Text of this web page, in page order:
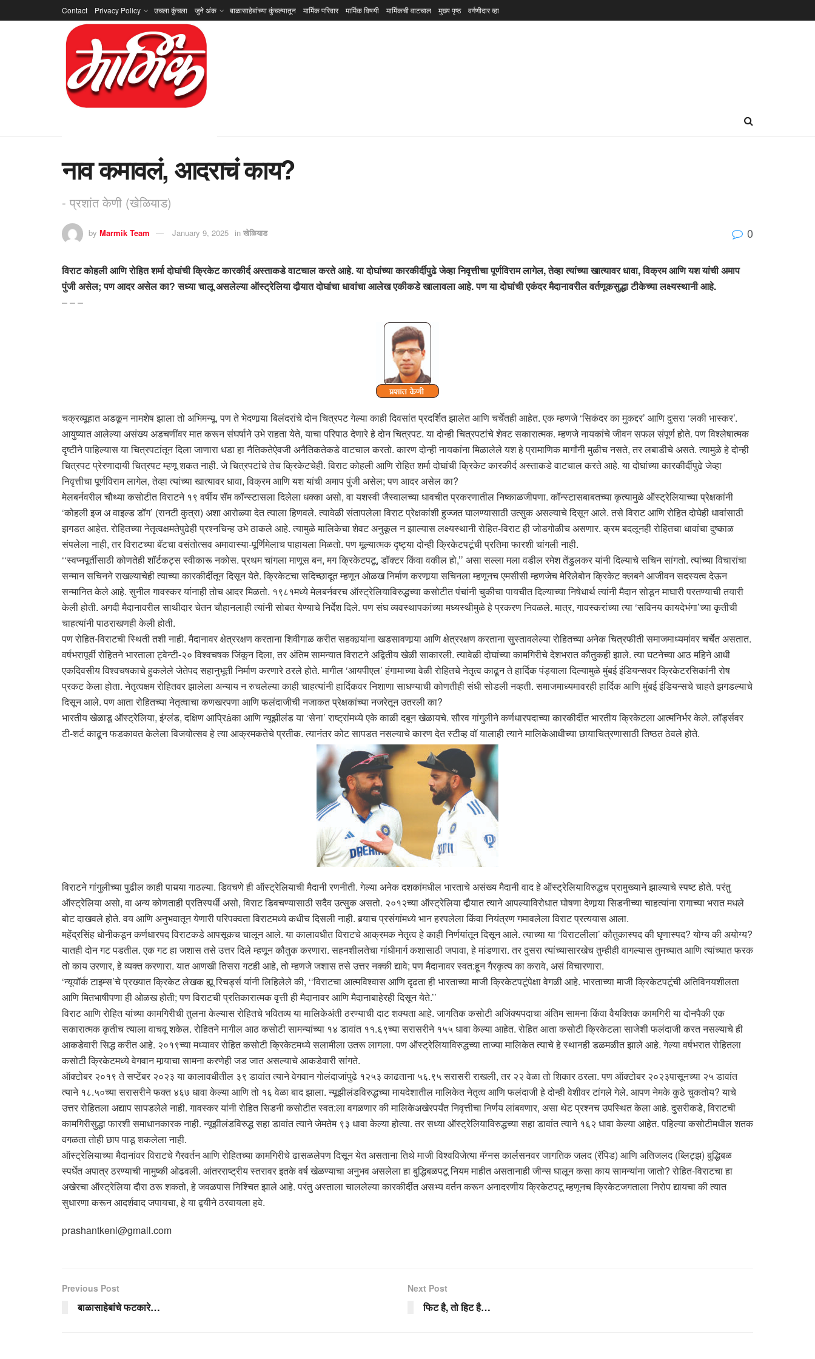
Contact Privacy Policy उचला कुंचला जुने अंक बाळासाहेबांच्या कुंचल्यातून मार्मिक परिवार मार्मिक विषयी मार्मिकची वाटचाल मुख्य पृष्ठ वर्गणीदार व्हा
नाव कमावलं, आदराचं काय?
- प्रशांत केणी (खेळियाड)
by Marmik Team January 9, 2025 in खेळियाड 0
विराट कोहली आणि रोहित शर्मा दोघांची क्रिकेट कारकीर्द अस्ताकडे वाटचाल करते आहे. या दोघांच्या कारकीर्दीपुढे जेव्हा निवृत्तीचा पूर्णविराम लागेल, तेव्हा त्यांच्या खात्यावर धावा, विक्रम आणि यश यांची अमाप
पुंजी असेल; पण आदर असेल का? सध्या चालू असलेल्या ऑस्ट्रेलिया दौर्‍यात दोघांचा धावांचा आलेख एकीकडे खालावला आहे. पण या दोघांची एकंदर मैदानावरील वर्तणूकसुद्धा टीकेच्या लक्ष्यस्थानी आहे.
– – –
चक्रव्यूहात अडकून नामशेष झाला तो अभिमन्यू. पण ते भेदणार्‍या बिलंदरांचे दोन चित्रपट गेल्या काही दिवसांत प्रदर्शित झालेत आणि चर्चेतही आहेत. एक म्हणजे ‘सिकंदर का मुकद्दर’ आणि दुसरा ‘लकी भास्कर’.
आयुष्यात आलेल्या असंख्य अडचणींवर मात करून संघर्षाने उभे राहता येते, याचा परिपाठ देणारे हे दोन चित्रपट. या दोन्ही चित्रपटांचे शेवट सकारात्मक. म्हणजे नायकांचे जीवन सफल संपूर्ण होते. पण विश्लेषात्मक
दृष्टीने पाहिल्यास या चित्रपटांतून दिला जाणारा धडा हा नैतिकतेऐवजी अनैतिकतेकडे वाटचाल करतो. कारण दोन्ही नायकांना मिळालेले यश हे प्रामाणिक मार्गांनी मुळीच नसते, तर लबाडीचे असते. त्यामुळे हे दोन्ही
चित्रपट प्रेरणादायी चित्रपट म्हणू शकत नाही. जे चित्रपटांचे तेच क्रिकेटचेही. विराट कोहली आणि रोहित शर्मा दोघांची क्रिकेट कारकीर्द अस्ताकडे वाटचाल करते आहे. या दोघांच्या कारकीर्दीपुढे जेव्हा
निवृत्तीचा पूर्णविराम लागेल, तेव्हा त्यांच्या खात्यावर धावा, विक्रम आणि यश यांची अमाप पुंजी असेल; पण आदर असेल का?
मेलबर्नवरील चौथ्या कसोटीत विराटने १९ वर्षीय सॅम कॉन्स्टासला दिलेला धक्का असो, वा यशस्वी जैस्वालच्या धावचीत प्रकरणातील निष्काळजीपणा. कॉन्स्टासबाबतच्या कृत्यामुळे ऑस्ट्रेलियाच्या प्रेक्षकांनी
‘कोहली इज अ वाइल्ड डॉग’ (रानटी कुत्रा) अशा आरोळ्या देत त्याला हिणवले. त्यावेळी संतापलेला विराट प्रेक्षकांशी हुज्जत घालण्यासाठी उत्सुक असल्याचे दिसून आले. तसे विराट आणि रोहित दोघेही धावांसाठी
झगडत आहेत. रोहितच्या नेतृत्वक्षमतेपुढेही प्रश्नचिन्ह उभे ठाकले आहे. त्यामुळे मालिकेचा शेवट अनुकूल न झाल्यास लक्ष्यस्थानी रोहित-विराट ही जोडगोळीच असणार. क्रम बदलूनही रोहितचा धावांचा दुष्काळ
संपलेला नाही, तर विराटच्या बॅटचा वसंतोत्सव अमावास्या-पूर्णिमेलाच पाहायला मिळतो. पण मूल्यात्मक दृष्ट्या दोन्ही क्रिकेटपटूंची प्रतिमा फारशी चांगली नाही.
‘‘स्वप्नपूर्तीसाठी कोणतेही शॉर्टकट्स स्वीकारू नकोस. प्रथम चांगला माणूस बन, मग क्रिकेटपटू, डॉक्टर किंवा वकील हो,’’ असा सल्ला मला वडील रमेश तेंडुलकर यांनी दिल्याचे सचिन सांगतो. त्यांच्या विचारांचा
सन्मान सचिनने राखल्याचेही त्याच्या कारकीर्दीतून दिसून येते. क्रिकेटचा सदिच्छादूत म्हणून ओळख निर्माण करणार्‍या सचिनला म्हणूनच एमसीसी म्हणजेच मेरिलेबोन क्रिकेट क्लबने आजीवन सदस्यत्व देऊन
सन्मानित केले आहे. सुनील गावस्कर यांनाही तोच आदर मिळतो. १९८१मध्ये मेलबर्नवरच ऑस्ट्रेलियाविरुद्धच्या कसोटीत पंचांनी चुकीचा पायचीत दिल्याच्या निषेधार्थ त्यांनी मैदान सोडून माघारी परतण्याची तयारी
केली होती. अगदी मैदानावरील साथीदार चेतन चौहानलाही त्यांनी सोबत येण्याचे निर्देश दिले. पण संघ व्यवस्थापकांच्या मध्यस्थीमुळे हे प्रकरण निवळले. मात्र, गावस्करांच्या त्या ‘सविनय कायदेभंगा’च्या कृतीची
चाहत्यांनी पाठराखणही केली होती.
पण रोहित-विराटची स्थिती तशी नाही. मैदानावर क्षेत्ररक्षण करताना शिवीगाळ करीत सहकार्‍यांना खडसावणार्‍या आणि क्षेत्ररक्षण करताना सुस्तावलेल्या रोहितच्या अनेक चित्रफीती समाजमाध्यमांवर चर्चेत असतात.
वर्षभरापूर्वी रोहितने भारताला ट्वेन्टी-२० विश्वचषक जिंकून दिला, तर अंतिम सामन्यात विराटने अद्वितीय खेळी साकारली. त्यावेळी दोघांच्या कामगिरीचे देशभरात कौतुकही झाले. त्या घटनेच्या आठ महिने आधी
एकदिवसीय विश्वचषकाचे हुकलेले जेतेपद सहानुभूती निर्माण करणारे ठरले होते. मागील ‘आयपीएल’ हंगामाच्या वेळी रोहितचे नेतृत्व काढून ते हार्दिक पंड्याला दिल्यामुळे मुंबई इंडियन्सवर क्रिकेटरसिकांनी रोष
प्रकट केला होता. नेतृत्वक्षम रोहितवर झालेला अन्याय न रुचलेल्या काही चाहत्यांनी हार्दिकवर निशाणा साधण्याची कोणतीही संधी सोडली नव्हती. समाजमाध्यमावरही हार्दिक आणि मुंबई इंडियन्सचे चाहते झगडल्याचे
दिसून आले. पण आता रोहितच्या नेतृत्वाचा कणखरपणा आणि फलंदाजीची नजाकत प्रेक्षकांच्या नजरेतून उतरली का?
भारतीय खेळाडू ऑस्ट्रेलिया, इंग्लंड, दक्षिण आप्रिâका आणि न्यूझीलंड या ‘सेना’ राष्ट्रांमध्ये एके काळी दबून खेळायचे. सौरव गांगुलीने कर्णधारपदाच्या कारकीर्दीत भारतीय क्रिकेटला आत्मनिर्भर केले. लॉर्ड्सवर
टी-शर्ट काढून फडकावत केलेला विजयोत्सव हे त्या आक्रमकतेचे प्रतीक. त्यानंतर कोट सापडत नसल्याचे कारण देत स्टीव्ह वॉ यालाही त्याने मालिकेआधीच्या छायाचित्रणासाठी तिष्ठत ठेवले होते.
विराटने गांगुलीच्या पुढील काही पायर्‍या गाठल्या. डिवचणे ही ऑस्ट्रेलियाची मैदानी रणनीती. गेल्या अनेक दशकांमधील भारताचे असंख्य मैदानी वाद हे ऑस्ट्रेलियाविरुद्धच प्रामुख्याने झाल्याचे स्पष्ट होते. परंतु
ऑस्ट्रेलिया असो, वा अन्य कोणताही प्रतिस्पर्धी असो, विराट डिवचण्यासाठी सदैव उत्सुक असतो. २०१२च्या ऑस्ट्रेलिया दौर्‍यात त्याने आपल्याविरोधात घोषणा देणार्‍या सिडनीच्या चाहत्यांना रागाच्या भरात मधले
बोट दाखवले होते. वय आणि अनुभवातून येणारी परिपक्वता विराटमध्ये कधीच दिसली नाही. बर्‍याच प्रसंगांमध्ये भान हरपलेला किंवा नियंत्रण गमावलेला विराट प्रत्ययास आला.
महेंद्रसिंह धोनीकडून कर्णधारपद विराटकडे आपसूकच चालून आले. या कालावधीत विराटचे आक्रमक नेतृत्व हे काही निर्णयांतून दिसून आले. त्याच्या या ‘विराटलीला’ कौतुकास्पद की घृणास्पद? योग्य की अयोग्य?
यातही दोन गट पडतील. एक गट हा जशास तसे उत्तर दिले म्हणून कौतुक करणारा. सहनशीलतेचा गांधीमार्ग कशासाठी जपावा, हे मांडणारा. तर दुसरा त्यांच्यासारखेच तुम्हीही वागल्यास तुमच्यात आणि त्यांच्यात फरक
तो काय उरणार, हे व्यक्त करणारा. यात आणखी तिसरा गटही आहे, तो म्हणजे जशास तसे उत्तर नक्की द्यावे; पण मैदानावर स्वत:हून गैरकृत्य का करावे, असं विचारणारा.
‘न्यूयॉर्क टाइम्स’चे प्रख्यात क्रिकेट लेखक ह्यू रिचर्ड्स यांनी लिहिलेले की, ‘‘विराटचा आत्मविश्वास आणि दृढता ही भारताच्या माजी क्रिकेटपटूंपेक्षा वेगळी आहे. भारताच्या माजी क्रिकेटपटूंची अतिविनयशीलता
आणि मितभाषीपणा ही ओळख होती; पण विराटची प्रतिकारात्मक वृत्ती ही मैदानावर आणि मैदानाबाहेरही दिसून येते.’’
विराट आणि रोहित यांच्या कामगिरीची तुलना केल्यास रोहितचे भवितव्य या मालिकेअंती ठरण्याची दाट शक्यता आहे. जागतिक कसोटी अजिंक्यपदाचा अंतिम सामना किंवा वैयक्तिक कामगिरी या दोनपैकी एक
सकारात्मक कृतीच त्याला वाचवू शकेल. रोहितने मागील आठ कसोटी सामन्यांच्या १४ डावांत ११.६९च्या सरासरीने १५५ धावा केल्या आहेत. रोहित आता कसोटी क्रिकेटला साजेशी फलंदाजी करत नसल्याचे ही
आकडेवारी सिद्ध करीत आहे. २०१९च्या मध्यावर रोहित कसोटी क्रिकेटमध्ये सलामीला उतरू लागला. पण ऑस्ट्रेलियाविरुद्धच्या ताज्या मालिकेत त्याचे हे स्थानही डळमळीत झाले आहे. गेल्या वर्षभरात रोहितला
कसोटी क्रिकेटमध्ये वेगवान मार्‍याचा सामना करणेही जड जात असल्याचे आकडेवारी सांगते.
ऑक्टोबर २०१९ ते सप्टेंबर २०२३ या कालावधीतील ३९ डावांत त्याने वेगवान गोलंदाजांपुढे १२५३ काढताना ५६.९५ सरासरी राखली, तर २२ वेळा तो शिकार ठरला. पण ऑक्टोबर २०२३पासूनच्या २५ डावांत
त्याने १८.५०च्या सरासरीने फक्त ४६७ धावा केल्या आणि तो १६ वेळा बाद झाला. न्यूझीलंडविरुद्धच्या मायदेशातील मालिकेत नेतृत्व आणि फलंदाजी हे दोन्ही वेशीवर टांगले गेले. आपण नेमके कुठे चुकतोय? याचे
उत्तर रोहितला अद्याप सापडलेले नाही. गावस्कर यांनी रोहित सिडनी कसोटीत स्वत:ला वगळणार की मालिकेअखेरपर्यंत निवृत्तीचा निर्णय लांबवणार, असा थेट प्रश्नच उपस्थित केला आहे. दुसरीकडे, विराटची
कामगिरीसुद्धा फारशी समाधानकारक नाही. न्यूझीलंडविरुद्ध सहा डावांत त्याने जेमतेम ९३ धावा केल्या होत्या. तर सध्या ऑस्ट्रेलियाविरुद्धच्या सहा डावांत त्याने १६२ धावा केल्या आहेत. पहिल्या कसोटीमधील शतक
वगळता तोही छाप पाडू शकलेला नाही.
ऑस्ट्रेलियाच्या मैदानांवर विराटचे गैरवर्तन आणि रोहितच्या कामगिरीचे ढासळलेपण दिसून येत असताना तिथे माजी विश्वविजेत्या मॅग्नस कार्लसनवर जागतिक जलद (रॅपिड) आणि अतिजलद (ब्लिट्झ) बुद्धिबळ
स्पर्धेत अपात्र ठरण्याची नामुष्की ओढवली. आंतरराष्ट्रीय स्तरावर इतके वर्ष खेळण्याचा अनुभव असलेला हा बुद्धिबळपटू नियम माहीत असतानाही जीन्स घालून कसा काय सामन्यांना जातो? रोहित-विराटचा हा
अखेरचा ऑस्ट्रेलिया दौरा ठरू शकतो, हे जवळपास निश्चित झाले आहे. परंतु अस्ताला चाललेल्या कारकीर्दीत असभ्य वर्तन करून अनादरणीय क्रिकेटपटू म्हणूनच क्रिकेटजगताला निरोप द्यायचा की त्यात
सुधारणा करून आदर्शवाद जपायचा, हे या द्वयीने ठरवायला हवे.
prashantkeni@gmail.com
Previous Post
बाळासाहेबांचे फटकारे…
Next Post
फिट है, तो हिट है…